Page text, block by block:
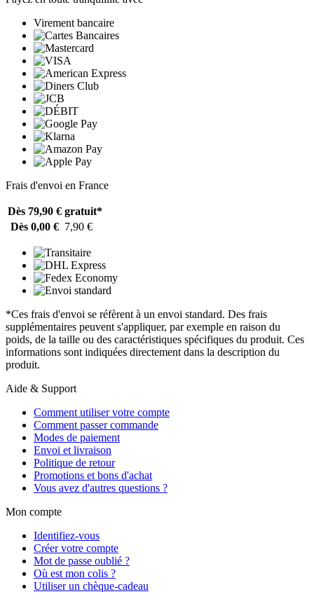
Virement bancaire
Frais d'envoi en France
Dès 79,90 € gratuit*
Dès 0,00 € 7,90 €
*Ces frais d'envoi se réfèrent à un envoi standard. Des frais
supplémentaires peuvent s'appliquer, par exemple en raison du
poids, de la taille ou des caractéristiques spécifiques du produit. Ces
informations sont indiquées directement dans la description du
produit.
Aide & Support
Comment utiliser votre compte
Comment passer commande
Modes de paiement
Envoi et livraison
Politique de retour
Promotions et bons d'achat
Vous avez d'autres questions ?
Mon compte
Identifiez-vous
Créer votre compte
Mot de passe oublié ?
Où est mon colis ?
Utiliser un chèque-cadeau